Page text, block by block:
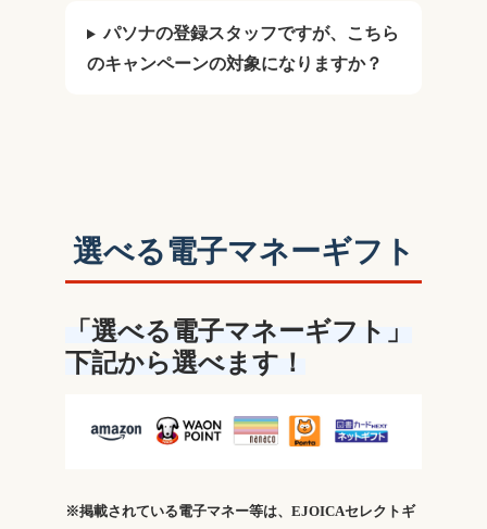
パソナの登録スタッフですが、こちら
のキャンペーンの対象になりますか？
選べる電子マネーギフト
「選べる電子マネーギフト」
下記から選べます！
※掲載されている電子マネー等は、EJOICAセレクトギ